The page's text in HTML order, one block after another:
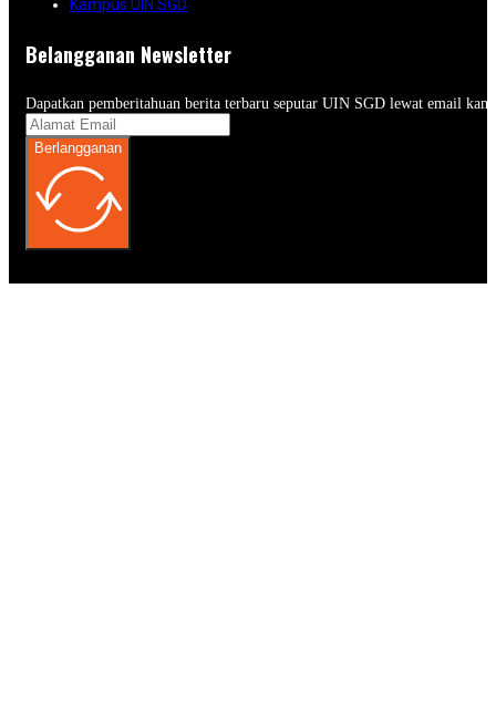
Kampus UIN SGD
Belangganan Newsletter
Dapatkan pemberitahuan berita terbaru seputar UIN SGD lewat email
Berlangganan